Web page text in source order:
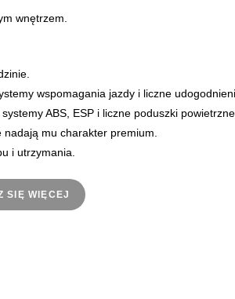
wnętrzem.
wspomagania jazdy i liczne
ABS, ESP i liczne poduszki powietrzne.
mu charakter premium.
i utrzymania.
SIĘ WIĘCEJ